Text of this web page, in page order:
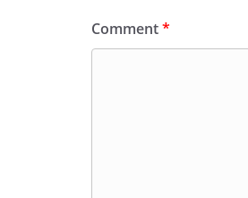
Comment*